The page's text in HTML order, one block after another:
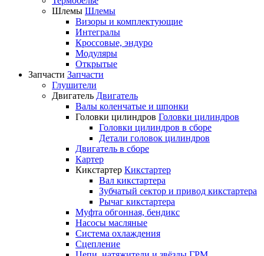
Шлемы Шлемы
Визоры и комплектующие
Интегралы
Кроссовые, эндуро
Модуляры
Открытые
Запчасти Запчасти
Глушители
Двигатель Двигатель
Валы коленчатые и шпонки
Головки цилиндров Головки цилиндров
Головки цилиндров в сборе
Детали головок цилиндров
Двигатель в сборе
Картер
Кикстартер Кикстартер
Вал кикстартера
Зубчатый сектор и привод кикстартера
Рычаг кикстартера
Муфта обгонная, бендикс
Насосы масляные
Система охлаждения
Сцепление